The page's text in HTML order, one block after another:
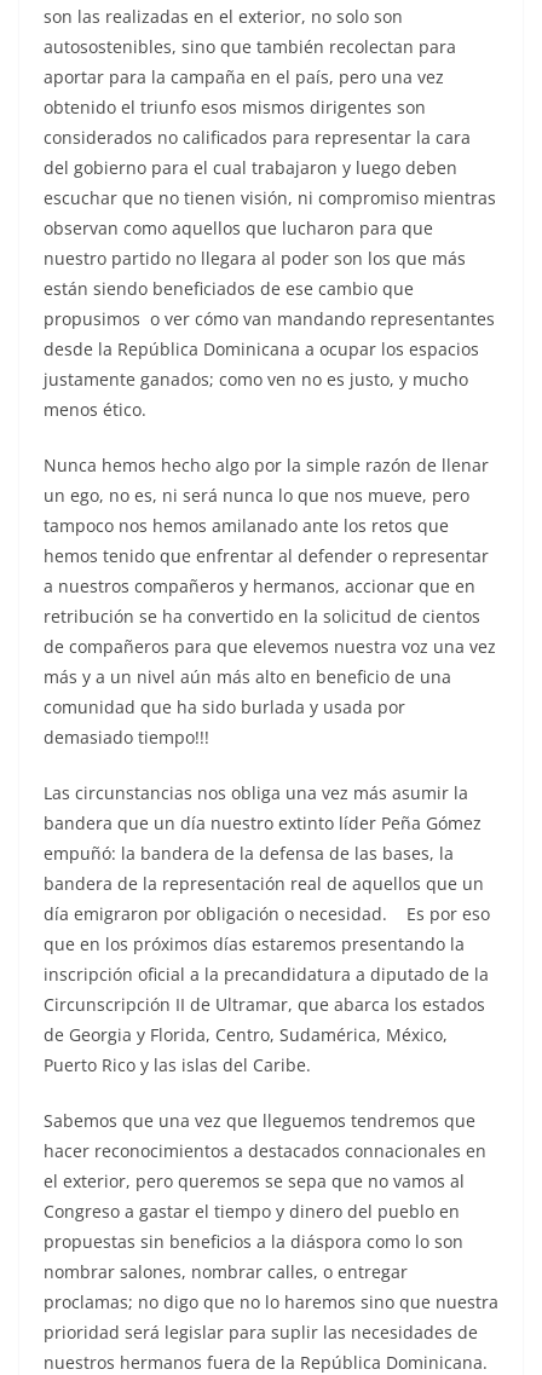
son las realizadas en el exterior, no solo son
autosostenibles, sino que también recolectan para
aportar para la campaña en el país, pero una vez
obtenido el triunfo esos mismos dirigentes son
considerados no calificados para representar la cara
del gobierno para el cual trabajaron y luego deben
escuchar que no tienen visión, ni compromiso mientras
observan como aquellos que lucharon para que
nuestro partido no llegara al poder son los que más
están siendo beneficiados de ese cambio que
propusimos o ver cómo van mandando representantes
desde la República Dominicana a ocupar los espacios
justamente ganados; como ven no es justo, y mucho
menos ético.
Nunca hemos hecho algo por la simple razón de llenar
un ego, no es, ni será nunca lo que nos mueve, pero
tampoco nos hemos amilanado ante los retos que
hemos tenido que enfrentar al defender o representar
a nuestros compañeros y hermanos, accionar que en
retribución se ha convertido en la solicitud de cientos
de compañeros para que elevemos nuestra voz una vez
más y a un nivel aún más alto en beneficio de una
comunidad que ha sido burlada y usada por
demasiado tiempo!!!
Las circunstancias nos obliga una vez más asumir la
bandera que un día nuestro extinto líder Peña Gómez
empuñó: la bandera de la defensa de las bases, la
bandera de la representación real de aquellos que un
día emigraron por obligación o necesidad. Es por eso
que en los próximos días estaremos presentando la
inscripción oficial a la precandidatura a diputado de la
Circunscripción II de Ultramar, que abarca los estados
de Georgia y Florida, Centro, Sudamérica, México,
Puerto Rico y las islas del Caribe.
Sabemos que una vez que lleguemos tendremos que
hacer reconocimientos a destacados connacionales en
el exterior, pero queremos se sepa que no vamos al
Congreso a gastar el tiempo y dinero del pueblo en
propuestas sin beneficios a la diáspora como lo son
nombrar salones, nombrar calles, o entregar
proclamas; no digo que no lo haremos sino que nuestra
prioridad será legislar para suplir las necesidades de
nuestros hermanos fuera de la República Dominicana.